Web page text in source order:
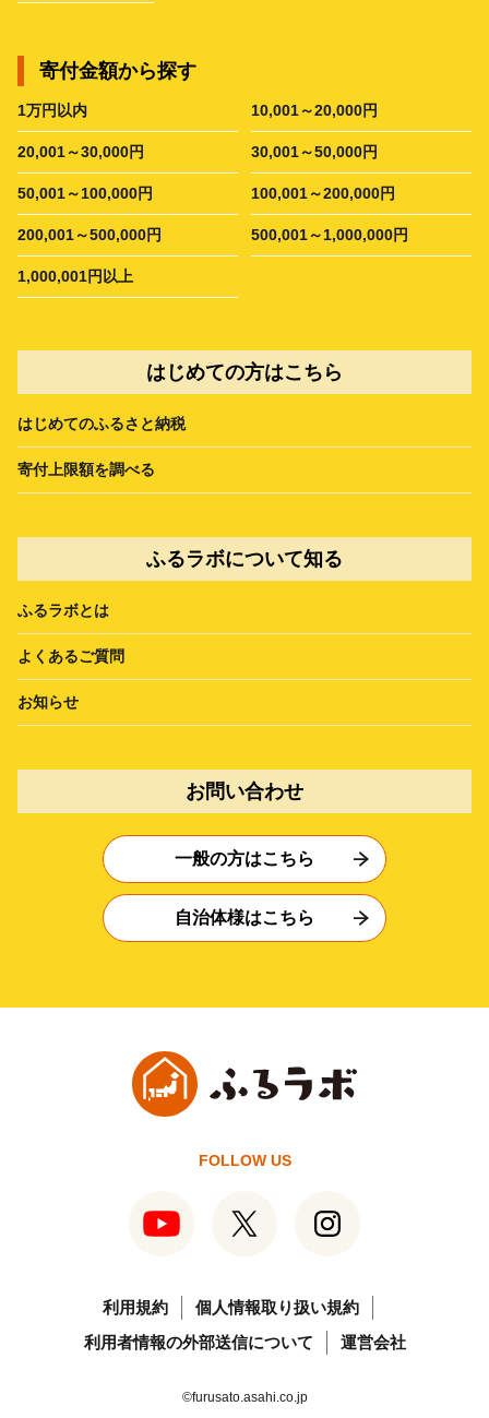
寄付金額から探す
1万円以内 10,001～20,000円
20,001～30,000円 30,001～50,000円
50,001～100,000円 100,001～200,000円
200,001～500,000円 500,001～1,000,000円
1,000,001円以上
はじめての方はこちら
はじめてのふるさと納税
寄付上限額を調べる
ふるラボについて知る
ふるラボとは
よくあるご質問
お知らせ
お問い合わせ
一般の方はこちら
自治体様はこちら
FOLLOW US
利用規約
個人情報取り扱い規約
利用者情報の外部送信について
運営会社
©furusato.asahi.co.jp